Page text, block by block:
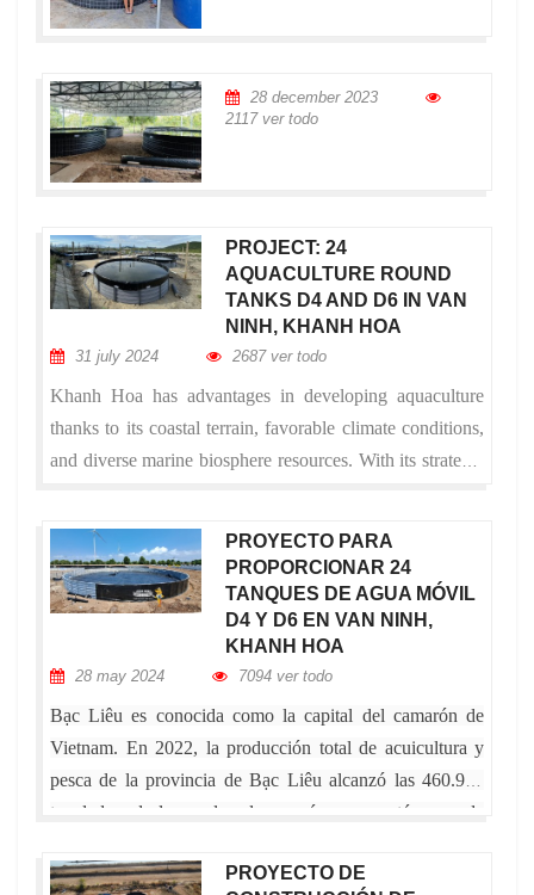
28 december 2023
2117 ver todo
PROJECT: 24
AQUACULTURE ROUND
TANKS D4 AND D6 IN VAN
NINH, KHANH HOA
31 july 2024 2687 ver todo
Khanh Hoa has advantages in developing aquaculture
thanks to its coastal terrain, favorable climate conditions,
and diverse marine biosphere resources. With its strategic
coastline and is a well-known tourist destination. Here,
Mr. P plans to use Aquaculture Round Tanks supplied by
our company for aquaculture breeding purposes.
PROYECTO PARA
PROPORCIONAR 24
TANQUES DE AGUA MÓVIL
D4 Y D6 EN VAN NINH,
KHANH HOA
28 may 2024 7094 ver todo
Bạc Liêu es conocida como la capital del camarón de
Vietnam. En 2022, la producción total de acuicultura y
pesca de la provincia de Bạc Liêu alcanzó las 460.900
toneladas, de las cuales el camarón representó cerca de
PROYECTO DE